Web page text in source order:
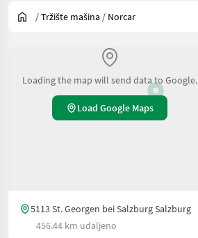
/Tržište mašina / Norcar
Loading the map will send data to Google.
Load Google Maps
5113 St. Georgen bei Salzburg Salzburg
456.44 km udaljeno